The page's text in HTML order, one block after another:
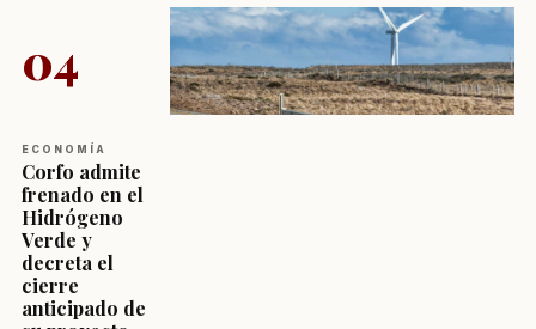
04
ECONOMÍA
Corfo admite
frenado en el
Hidrógeno
Verde y
decreta el
cierre
anticipado de